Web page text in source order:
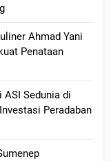
Ahmad Yani
Penataan
ASI Sedunia di
Peradaban